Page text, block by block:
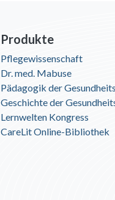
Produkte
Pflegewissenschaft
Dr. med. Mabuse
Pädagogik der
Geschichte der
Lernwelten Kongress
CareLit Online-Bibliothek